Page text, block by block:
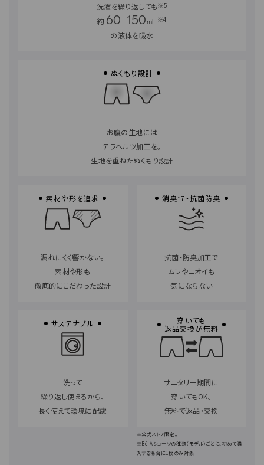
洗濯を繰り返しても※5
約 60 - 150 ※4
の液体を吸水
ぬくもり設計
お腹の生地には
テラヘルツ加工を。
生地を重ねたぬくもり設計
素材や形を追求
漏れにくく響かない。
素材や形も
徹底的にこだわった設計
消臭*7 ・抗菌防臭
抗菌・防臭加工で
ムレやニオイも
気にならない
サステナブル
洗って
繰り返し使えるから、
長く使えて環境に配慮
穿いても
返品交換が無料
サニタリー期間に
穿いてもOK。
無料で返品・交換
※公式ストア限定。
※Bé-Aショーツの種類（モデル）ごとに、初めて購
入する場合に1枚のみ対象